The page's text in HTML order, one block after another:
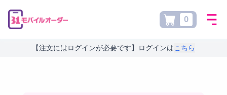
0
【注文にはログインが必要です】ログインはこちら